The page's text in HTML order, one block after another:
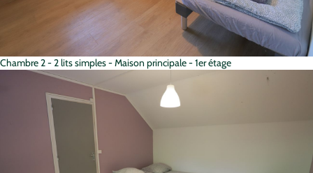
Chambre 2 - 2 lits simples - Maison principale - 1er étage